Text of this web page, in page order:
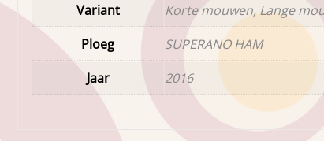
Variant
Korte mouwen, Lange
Ploeg
SUPERANO HAM
Jaar
2016